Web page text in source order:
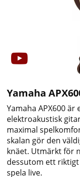
Yamaha
Yamaha APX600
elektroakustisk
maximal
skalan gör den
knäet. Utmärkt för
dessutom ett
spela live.